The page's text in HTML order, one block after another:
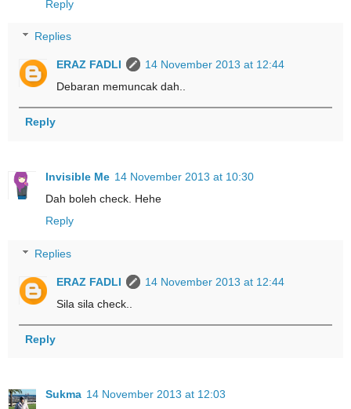
Reply
Replies
ERAZ FADLI
14 November 2013 at 12:44
Debaran memuncak dah..
Reply
Invisible Me 14 November 2013 at 10:30
Dah boleh check. Hehe
Reply
Replies
ERAZ FADLI
14 November 2013 at 12:44
Sila sila check..
Reply
Sukma 14 November 2013 at 12:03